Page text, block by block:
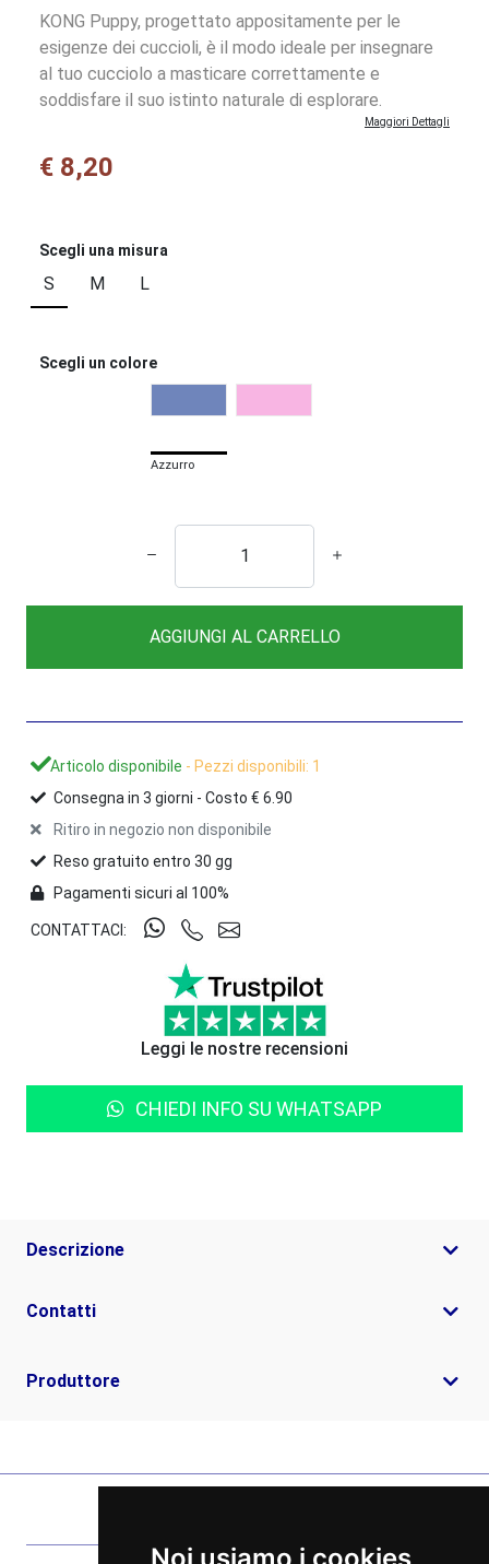
KONG Puppy, progettato appositamente per le
esigenze dei cuccioli, è il modo ideale per insegnare
al tuo cucciolo a masticare correttamente e
soddisfare il suo istinto naturale di esplorare.
Maggiori Dettagli
€ 8,20
Scegli una misura
S M L
Scegli un colore
Azzurro
AGGIUNGI AL CARRELLO
Articolo disponibile - Pezzi disponibili: 1
Consegna in 3 giorni - Costo € 6.90
Ritiro in negozio non disponibile
Reso gratuito entro 30 gg
Pagamenti sicuri al 100%
CONTATTACI:
Leggi le nostre recensioni
CHIEDI INFO SU WHATSAPP
Descrizione
Contatti
Produttore